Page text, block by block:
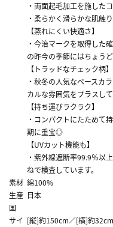
・両面起毛加工を施した
・柔らかく滑らかな肌触
【蒸れにくい快適さ】
・今治マークを取得した
の昨今の季節にはちょうど
【トラッドなチェック柄】
・秋冬の人気なベースカ
カルな雰囲気をプラスして
【持ち運びラクラク】
・コンパクトにたためて
期に重宝◎
【UVカット機能も】
・紫外線遮断率99.9％以
ねで検査しています。
素材 綿100%
生産
国
日本
サイ [縦]約150cm／[横]約32cm